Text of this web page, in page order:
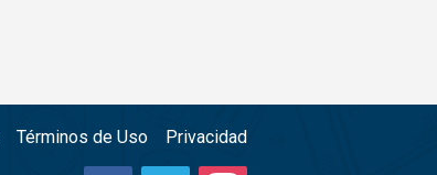
Términos de Uso Privacidad